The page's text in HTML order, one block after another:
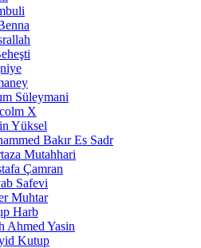
Süleymani
X
Yüksel
Bakır Es Sadr
Mutahhari
Çamran
Safevi
Muhtar
Harb
Ahmed Yasin
Kutup